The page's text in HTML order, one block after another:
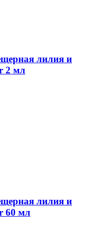
лилия и
2 мл
лилия и
60 мл